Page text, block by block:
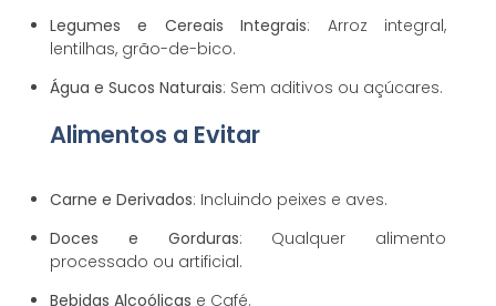
Legumes e Cereais Integrais: Arroz integral,
lentilhas, grão-de-bico.
Água e Sucos Naturais: Sem aditivos ou açúcares.
Alimentos a Evitar
Carne e Derivados: Incluindo peixes e aves.
Doces e Gorduras: Qualquer alimento
processado ou artificial.
Bebidas Alcoólicas e Café.